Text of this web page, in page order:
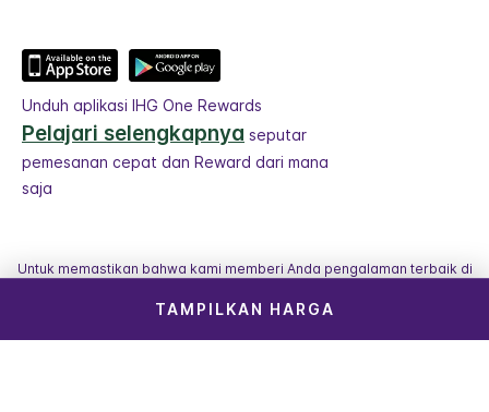
TAMPILKAN HARGA
Unduh aplikasi IHG One Rewards
Pelajari selengkapnya seputar
pemesanan cepat dan Reward dari mana
saja
Untuk memastikan bahwa kami memberi Anda pengalaman terbaik di
sebagian konten yang ditampilkan di halaman ini.